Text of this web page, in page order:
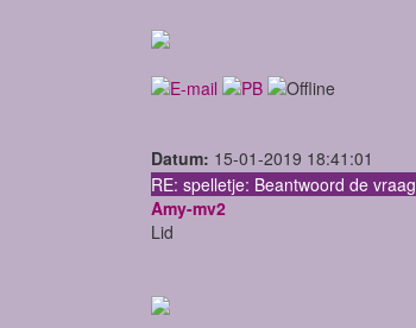
Datum: 15-01-2019 18:41:01
RE: spelletje: Beantwoord de vraag
Amy-mv2
Lid